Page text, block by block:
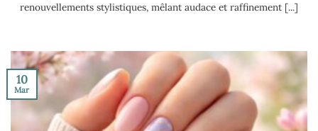
renouvellements stylistiques, mêlant audace et raffinement [...]
10
Mar